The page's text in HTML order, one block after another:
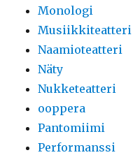
Monologi
Musiikkiteatteri
Naamioteatteri
Näty
Nukketeatteri
ooppera
Pantomiimi
Performanssi